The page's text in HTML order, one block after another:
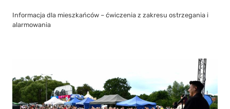
Informacja dla mieszkańców – ćwiczenia z zakresu ostrzegania i
alarmowania